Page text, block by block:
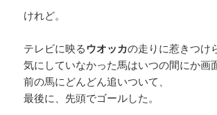
けれど。
テレビに映るウオッカの走りに惹きつけ
気にしていなかった馬はいつの間にか画
前の馬にどんどん追いついて、
最後に、先頭でゴールした。